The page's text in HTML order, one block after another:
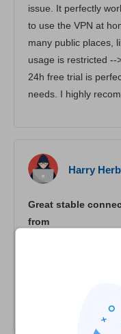
issue. It perfectly
to use the VPN at
many public places,
usage is restricted --
24h free trial is
needs. I highly
Harry
Great stable
from
promotions so